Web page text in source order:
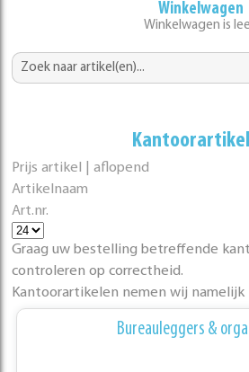
Winkelwagen
Winkelwagen is
Prijs artikel | aflopend
Artikelnaam
Art.nr.
Graag uw bestelling betreffende
controleren op correctheid.
Kantoorartikelen nemen wij namelijk
Bureauleggers &